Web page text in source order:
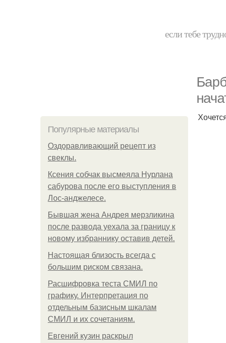
если тебе
Популярные материалы
Оздоравливающий рецепт из
свеклы.
Ксения собчак высмеяла Нурлана
сабурова после его выступления в
Лос-анджелесе.
Бывшая жена Андрея мерзликина
после развода уехала за границу к
новому избраннику оставив детей.
Hacтоящая близость всегда с
большим риском связана.
Расшифровка теста СМИЛ по
графику. Интерпретация по
отдельным базисным шкалам
СМИЛ и их сочетаниям.
Евгений кузин раскрыл